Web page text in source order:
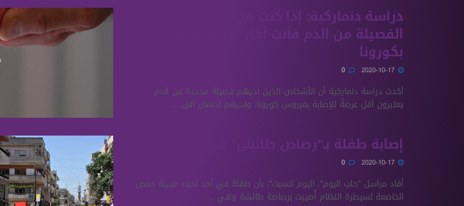
دراسة دنماركية: إذا كنت من أصحاب هذه
الفصيلة من الدم فأنت أقل عرضةً للإصابة
بكورونا
أكدت دراسة دنماركية أن الأشخاص الذين لديهم فصيلة محددة من الدم
يعتبرون أقل عرضةً للإصابة بفيروس كورونا، ولديهم احتمال أقل ...
إصابة طفلة بـ”رصاص طائش” في حمص
أفاد مراسل "حلب اليوم"، اليوم السبت"، بأن طفلة في أحد أحياء مدينة حمص
الخاضعة لسيطرة النظام أُصيبت برصاصة طائشة وهي ...